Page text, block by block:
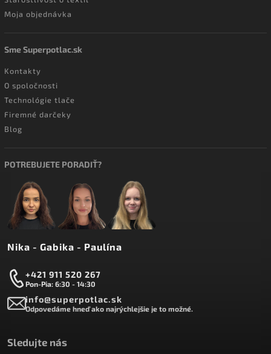
Moja objednávka
Sme Superpotlac.sk
Kontakty
O spoločnosti
Technológie tlače
Firemné darčeky
Blog
POTREBUJETE PORADIŤ?
Nika - Gabika - Paulína
+421 911 520 267
Pon-Pia: 6:30 - 14:30
info@superpotlac.sk
Odpovedáme hneď ako najrýchlejšie je to možné.
Sledujte nás